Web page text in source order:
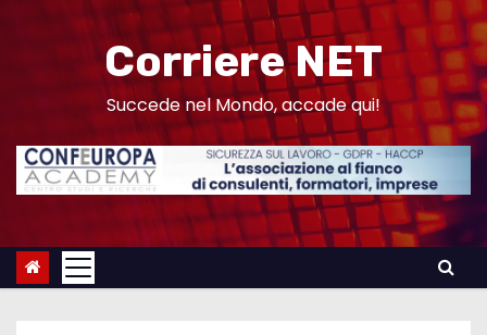
n
Corriere NET
Succede nel Mondo, accade qui!